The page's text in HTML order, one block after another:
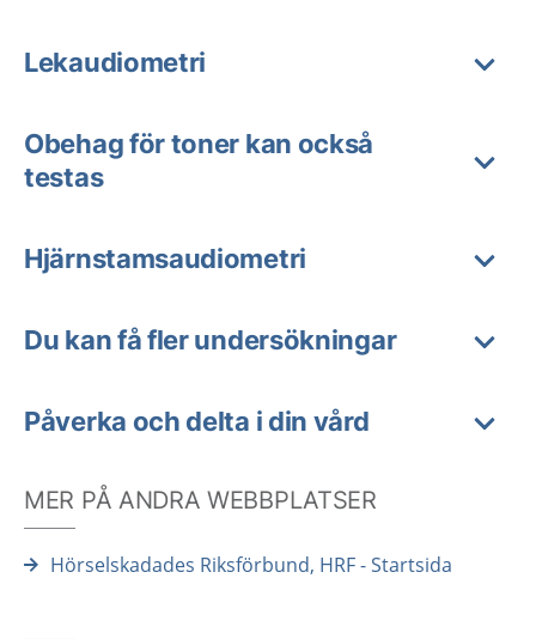
Lekaudiometri
Obehag för toner kan också
testas
Hjärnstamsaudiometri
Du kan få fler undersökningar
Påverka och delta i din vård
MER PÅ ANDRA WEBBPLATSER
Hörselskadades Riksförbund, HRF - Startsida